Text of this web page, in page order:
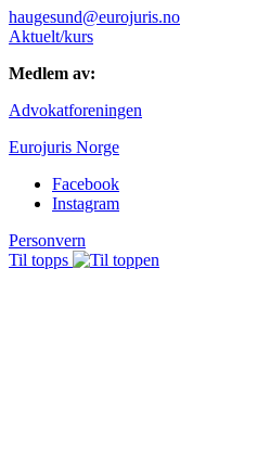
haugesund@eurojuris.no
Aktuelt/kurs
Medlem av:
Advokatforeningen
Eurojuris Norge
Facebook
Instagram
Personvern
Til topps